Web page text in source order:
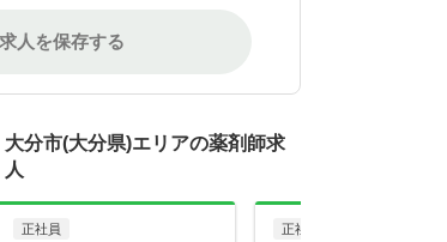
求人を保存する
大分市(大分県)エリアの薬剤師求
人
正社員 正社員